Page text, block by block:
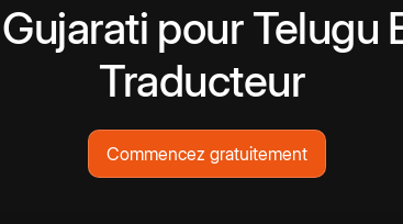
Gujarati pourTelugu
Traducteur
Commencez gratuitement